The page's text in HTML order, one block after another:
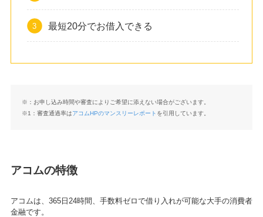
最短20分でお借入できる
※：お申し込み時間や審査によりご希望に添えない場合がございます。
※1：審査通過率はアコムHPのマンスリーレポート を引用しています。
アコムの特徴
アコムは、365日24時間、手数料ゼロで借り入れが可能な大手の消費者
金融です。